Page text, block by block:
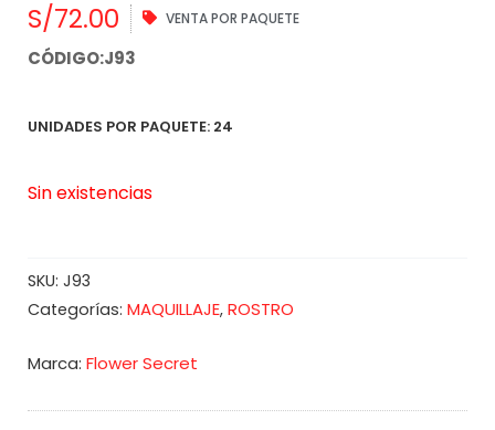
S/72.00 VENTA POR PAQUETE
CÓDIGO:J93
UNIDADES POR PAQUETE: 24
Sin existencias
SKU: J93
Categorías: MAQUILLAJE, ROSTRO
Marca: Flower Secret